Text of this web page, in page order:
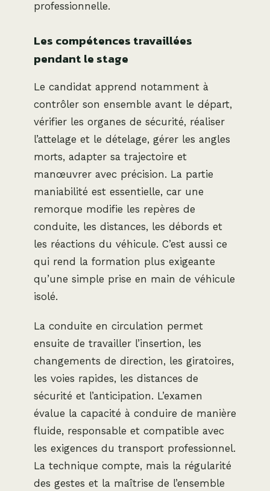
professionnelle.
Les compétences travaillées
pendant le stage
Le candidat apprend notamment à
contrôler son ensemble avant le départ,
vérifier les organes de sécurité, réaliser
l’attelage et le dételage, gérer les angles
morts, adapter sa trajectoire et
manœuvrer avec précision. La partie
maniabilité est essentielle, car une
remorque modifie les repères de
conduite, les distances, les débords et
les réactions du véhicule. C’est aussi ce
qui rend la formation plus exigeante
qu’une simple prise en main de véhicule
isolé.
La conduite en circulation permet
ensuite de travailler l’insertion, les
changements de direction, les giratoires,
les voies rapides, les distances de
sécurité et l’anticipation. L’examen
évalue la capacité à conduire de manière
fluide, responsable et compatible avec
les exigences du transport professionnel.
La technique compte, mais la régularité
des gestes et la maîtrise de l’ensemble